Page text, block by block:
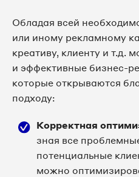
Обладая всей
или иному рекламному
креативу, клиенту и т.д.
и эффективные бизнес-
которые открываются
подходу:
Корректная
зная все
потенциальные
можно